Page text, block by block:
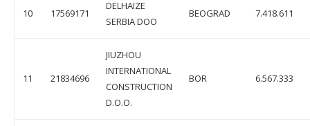
10 17569171
DELHAIZE
SERBIA DOO
BEOGRAD 7.418.611
11 21834696
JIUZHOU
INTERNATIONAL
CONSTRUCTION
D.O.O.
BOR 6.567.333